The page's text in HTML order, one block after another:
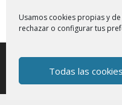
Usamos cookies propias y
rechazar o configurar tus
Todas las cookies
WebSEOyMás